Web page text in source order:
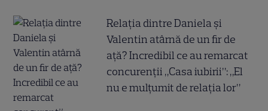
Relația dintre Daniela și
Valentin atârnă de un fir de
ață? Incredibil ce au remarcat
concurenții „Casa iubirii”: „El
nu e mulțumit de relația lor”